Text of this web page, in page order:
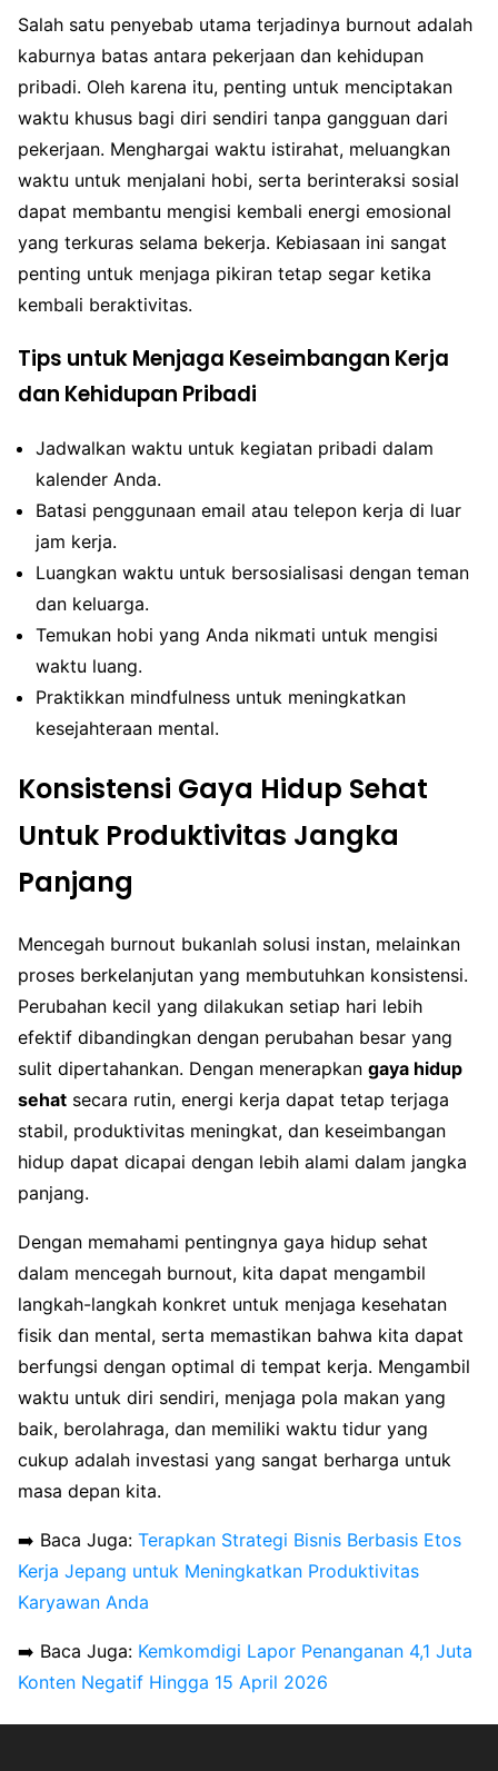
Salah satu penyebab utama terjadinya burnout adalah
kaburnya batas antara pekerjaan dan kehidupan
pribadi. Oleh karena itu, penting untuk menciptakan
waktu khusus bagi diri sendiri tanpa gangguan dari
pekerjaan. Menghargai waktu istirahat, meluangkan
waktu untuk menjalani hobi, serta berinteraksi sosial
dapat membantu mengisi kembali energi emosional
yang terkuras selama bekerja. Kebiasaan ini sangat
penting untuk menjaga pikiran tetap segar ketika
kembali beraktivitas.
Tips untuk Menjaga Keseimbangan Kerja
dan Kehidupan Pribadi
Jadwalkan waktu untuk kegiatan pribadi dalam
kalender Anda.
Batasi penggunaan email atau telepon kerja di luar
jam kerja.
Luangkan waktu untuk bersosialisasi dengan teman
dan keluarga.
Temukan hobi yang Anda nikmati untuk mengisi
waktu luang.
Praktikkan mindfulness untuk meningkatkan
kesejahteraan mental.
Konsistensi Gaya Hidup Sehat
Untuk Produktivitas Jangka
Panjang
Mencegah burnout bukanlah solusi instan, melainkan
proses berkelanjutan yang membutuhkan konsistensi.
Perubahan kecil yang dilakukan setiap hari lebih
efektif dibandingkan dengan perubahan besar yang
sulit dipertahankan. Dengan menerapkan gaya hidup
sehat secara rutin, energi kerja dapat tetap terjaga
stabil, produktivitas meningkat, dan keseimbangan
hidup dapat dicapai dengan lebih alami dalam jangka
panjang.
Dengan memahami pentingnya gaya hidup sehat
dalam mencegah burnout, kita dapat mengambil
langkah-langkah konkret untuk menjaga kesehatan
fisik dan mental, serta memastikan bahwa kita dapat
berfungsi dengan optimal di tempat kerja. Mengambil
waktu untuk diri sendiri, menjaga pola makan yang
baik, berolahraga, dan memiliki waktu tidur yang
cukup adalah investasi yang sangat berharga untuk
masa depan kita.
➡️ Baca Juga: Terapkan Strategi Bisnis Berbasis Etos
Kerja Jepang untuk Meningkatkan Produktivitas
Karyawan Anda
➡️ Baca Juga: Kemkomdigi Lapor Penanganan 4,1 Juta
Konten Negatif Hingga 15 April 2026